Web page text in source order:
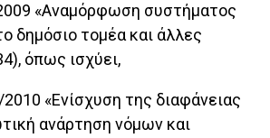
«Αναμόρφωση συστήματος
δημόσιο τομέα και άλλες
όπως ισχύει,
«Ενίσχυση της διαφάνειας
ανάρτηση νόμων και